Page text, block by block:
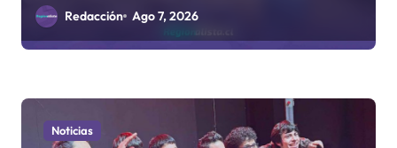
s
en Antofagasta
Redacción Ago 7, 2026
Noticias